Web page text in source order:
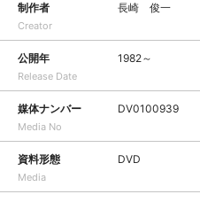
制作者
Creator
長崎 俊一
公開年
Release Date
1982～
媒体ナンバー
Media No
DV0100939
資料形態
Media
DVD